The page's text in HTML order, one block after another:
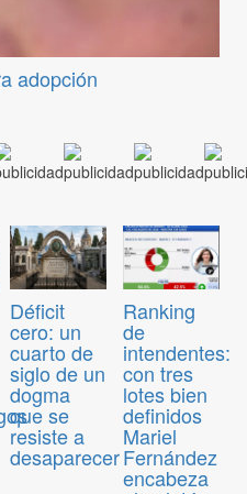
adopción
Déficit
cero: un
cuarto de
siglo de un
dogma
que se
resiste a
desaparecer
Ranking
de
intendentes:
con tres
lotes bien
definidos
Mariel
Fernández
encabeza